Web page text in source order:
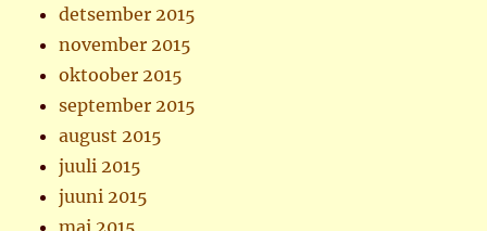
detsember 2015
november 2015
oktoober 2015
september 2015
august 2015
juuli 2015
juuni 2015
mai 2015